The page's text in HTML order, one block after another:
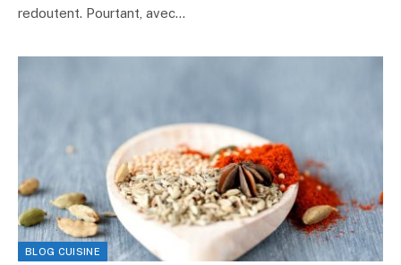
redoutent. Pourtant, avec…
BLOG CUISINE